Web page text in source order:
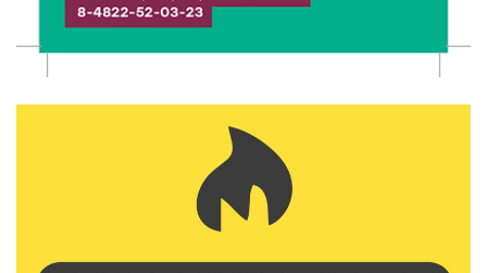
6 Авг 2026 16:01 140
Калининские футболисты представят Тверскую
спорта»
297
Голубев проверил школы и детсады Зубцова к 1